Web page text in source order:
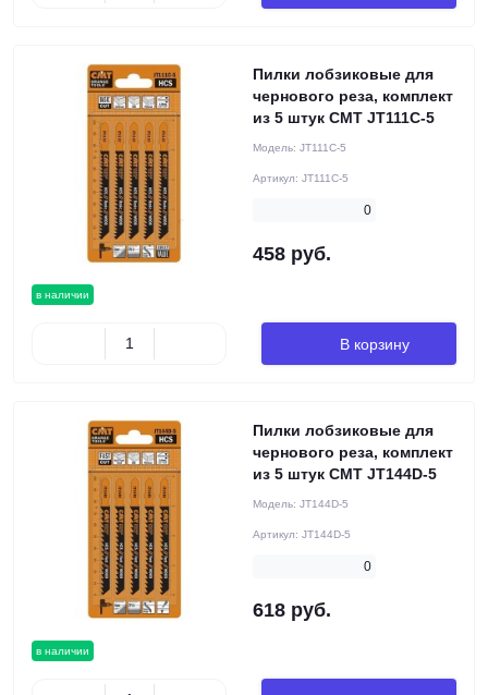
в наличии
Пилки лобзиковые для
чернового реза, комплект
из 5 штук CMT JT111C-5
Модель: JT111C-5
Артикул: JT111C-5
0
458 руб.
В корзину
в наличии
Пилки лобзиковые для
чернового реза, комплект
из 5 штук CMT JT144D-5
Модель: JT144D-5
Артикул: JT144D-5
0
618 руб.